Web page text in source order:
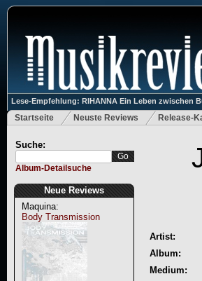
Lese-Empfehlung: RIHANNA Ein Leben zwischen
Startseite Neuste Reviews Release-
Suche:
Album-Detailsuche
Neue Reviews
Maquina:
Body Transmission
Artist:
Album:
Medium: